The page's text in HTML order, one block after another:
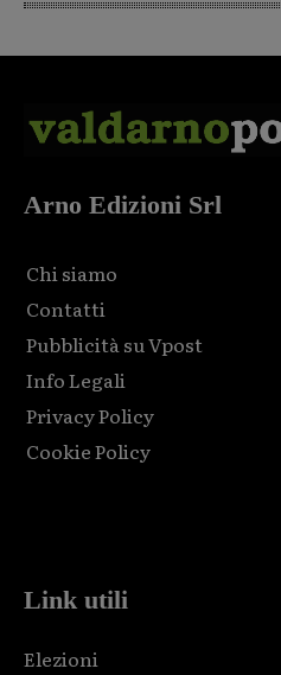
Arno Edizioni Srl
Chi siamo
Contatti
Pubblicità su Vpost
Info Legali
Privacy Policy
Cookie Policy
Link utili
Elezioni